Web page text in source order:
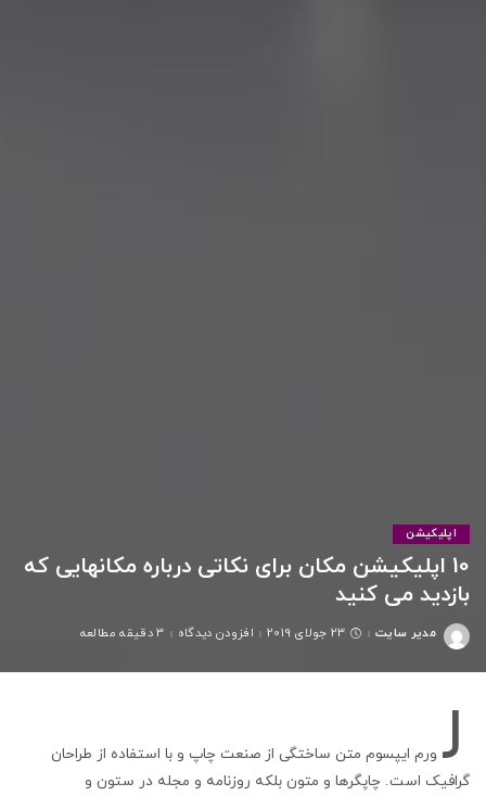
اپلیکیشن
10 اپلیکیشن مکان برای نکاتی درباره مکانهایی که
بازدید می کنید
ارسال
مدیر سایت 23 جولای 2019 افزودن دیدگاه 3 دقیقه مطالعه
ل ورم ایپسوم متن ساختگی از صنعت چاپ و با استفاده از طراحان
گرافیک است. چاپگرها و متون بلکه روزنامه و مجله در ستون و